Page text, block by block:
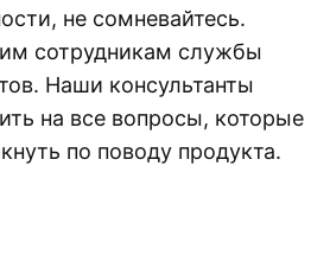
не сомневайтесь.
сотрудникам службы
Наши консультанты
на все вопросы, которые
по поводу продукта.